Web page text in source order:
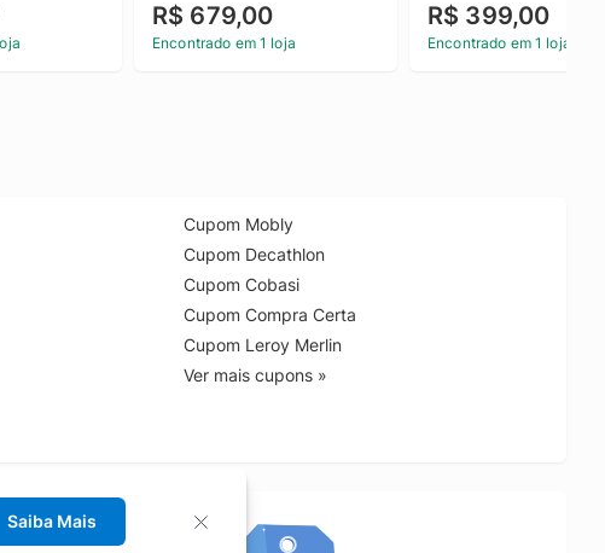
Klein
Pp
Cinto Calvin Klein Jeans
Terra 44
R$ 679,00
Encontrado em 1 loja
Masculina Com Bolsos
Logo Detalhe Calvin
R$ 399,00
Encontrado em 1 loja
Cupom Mobly
Cupom Decathlon
Cupom Cobasi
Cupom Compra Certa
Cupom Leroy Merlin
Ver mais cupons »
Saiba Mais